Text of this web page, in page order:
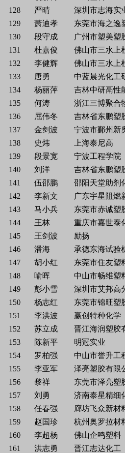
128
严晴
深圳市志海实
129
萧迪孝
东莞市海之逸
130
段守成
广州市塑美塑
131
杜嘉俊
佛山市三水上
132
李健辉
佛山市三水上
133
唐勇
中蓝晨光化工
134
杨丽萍
吉林中研鬲性
135
何涛
浙江三博聚合
136
屈伟冬
吉林省东鹏塑
137
金剑波
宁波市鄞州新
138
史炜
上海泰尼高
139
段景宽
宁波工程学院
140
刘洋
吉林省东鹏塑
141
伍邵鹏
邵阳天堂助剂
142
李新文
广东宇星阻燃
143
马小兵
东莞市赤诚塑
144
王林
重庆市嘉世泰
145
王剑波
励扬
146
潘海
承德东海试验
147
胡小红
东莞市住友塑
148
喻晖
中山市畅维塑
149
彭小雪
深圳市艾邦高
150
杨志红
东莞市锦旺塑
151
李洪波
赢创特种化学
152
苏立成
晋江海润塑胶
153
陈新平
明冠实业
154
罗柏强
中山市誉升工
155
李亚军
泽亮塑胶有限
156
黎祥
东莞市泽亮塑
157
刘勇
济南泰星精细
158
任春强
廊坊飞众新材
159
赵国珍
杭州奥罗拉材
160
李超杨
佛山企鸣塑料
161
洪志勇
晋江志达化工